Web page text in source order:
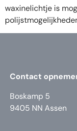
waxinelichtje is
Contact
Boskamp 5
9405 NN Assen